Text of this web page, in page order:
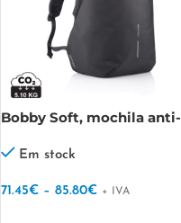
Bobby Soft, mochila anti-
Em stock
71.45€ – 85.80€ + IVA